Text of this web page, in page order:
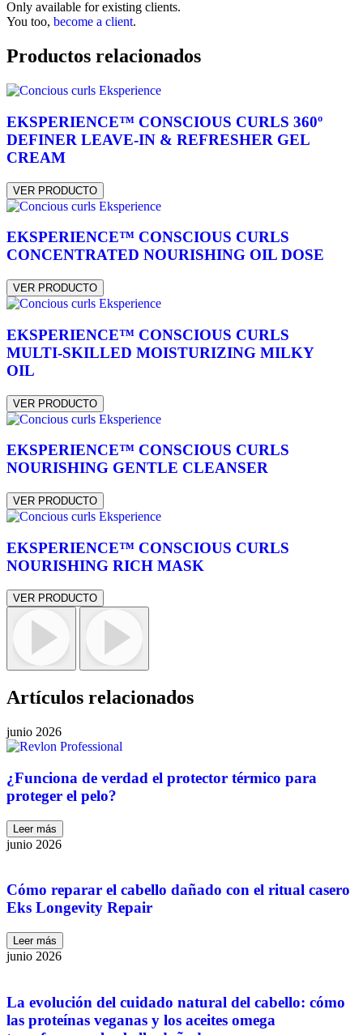
Only available for existing clients.
You too, become a client.
Productos relacionados
EKSPERIENCE™ CONSCIOUS CURLS 360º
DEFINER LEAVE-IN & REFRESHER GEL
CREAM
VER PRODUCTO
EKSPERIENCE™ CONSCIOUS CURLS
CONCENTRATED NOURISHING OIL DOSE
VER PRODUCTO
EKSPERIENCE™ CONSCIOUS CURLS
MULTI-SKILLED MOISTURIZING MILKY
OIL
VER PRODUCTO
EKSPERIENCE™ CONSCIOUS CURLS
NOURISHING GENTLE CLEANSER
VER PRODUCTO
EKSPERIENCE™ CONSCIOUS CURLS
NOURISHING RICH MASK
VER PRODUCTO
Artículos relacionados
junio 2026
¿Funciona de verdad el protector térmico para
proteger el pelo?
Leer más
junio 2026
Cómo reparar el cabello dañado con el ritual casero
Eks Longevity Repair
Leer más
junio 2026
La evolución del cuidado natural del cabello: cómo
las proteínas veganas y los aceites omega